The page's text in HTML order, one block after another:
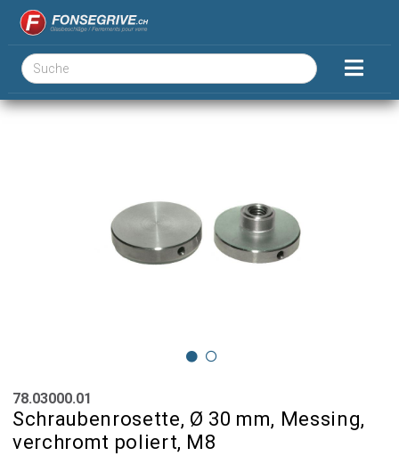
78.03000.01
Schraubenrosette, Ø 30 mm, Messing,
verchromt poliert, M8